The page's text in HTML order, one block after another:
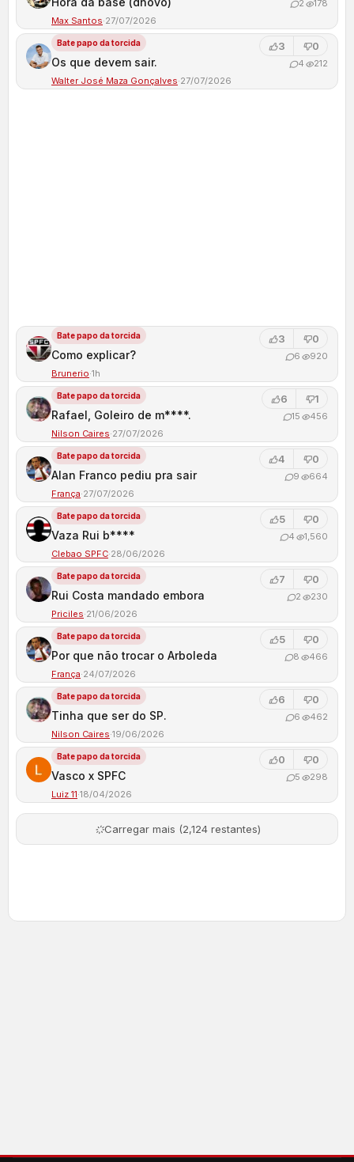
Max Santos·27/07/2026
2 178
Bate papo da torcida
Os que devem sair.
Walter José Maza Gonçalves·27/07/2026
3 0
4 212
Bate papo da torcida
Como explicar?
Brunerio·1h
3 0
6 920
Bate papo da torcida
Rafael, Goleiro de m****.
Nilson Caires·27/07/2026
6 1
15 456
Bate papo da torcida
Alan Franco pediu pra sair
França·27/07/2026
4 0
9 664
Bate papo da torcida
Vaza Rui b****
Clebao SPFC·28/06/2026
5 0
4 1,560
Bate papo da torcida
Rui Costa mandado embora
Priciles·21/06/2026
7 0
2 230
Bate papo da torcida
Por que não trocar o Arboleda
França·24/07/2026
5 0
8 466
Bate papo da torcida
Tinha que ser do SP.
Nilson Caires·19/06/2026
6 0
6 462
Bate papo da torcida
Vasco x SPFC
Luiz 11·18/04/2026
0 0
5 298
Carregar mais (2,124 restantes)